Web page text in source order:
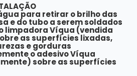
para retirar o brilho das
e do tubo a serem soldados
limpadora Víqua (vendida
as superfícies lixadas,
e gorduras
o adesivo Víqua
sobre as superfícies